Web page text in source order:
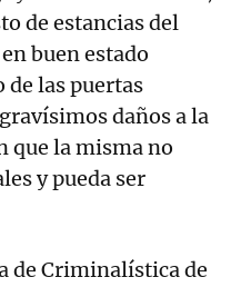
de estancias del
buen estado
las puertas
daños a la
que la misma no
y pueda ser
de Criminalística de